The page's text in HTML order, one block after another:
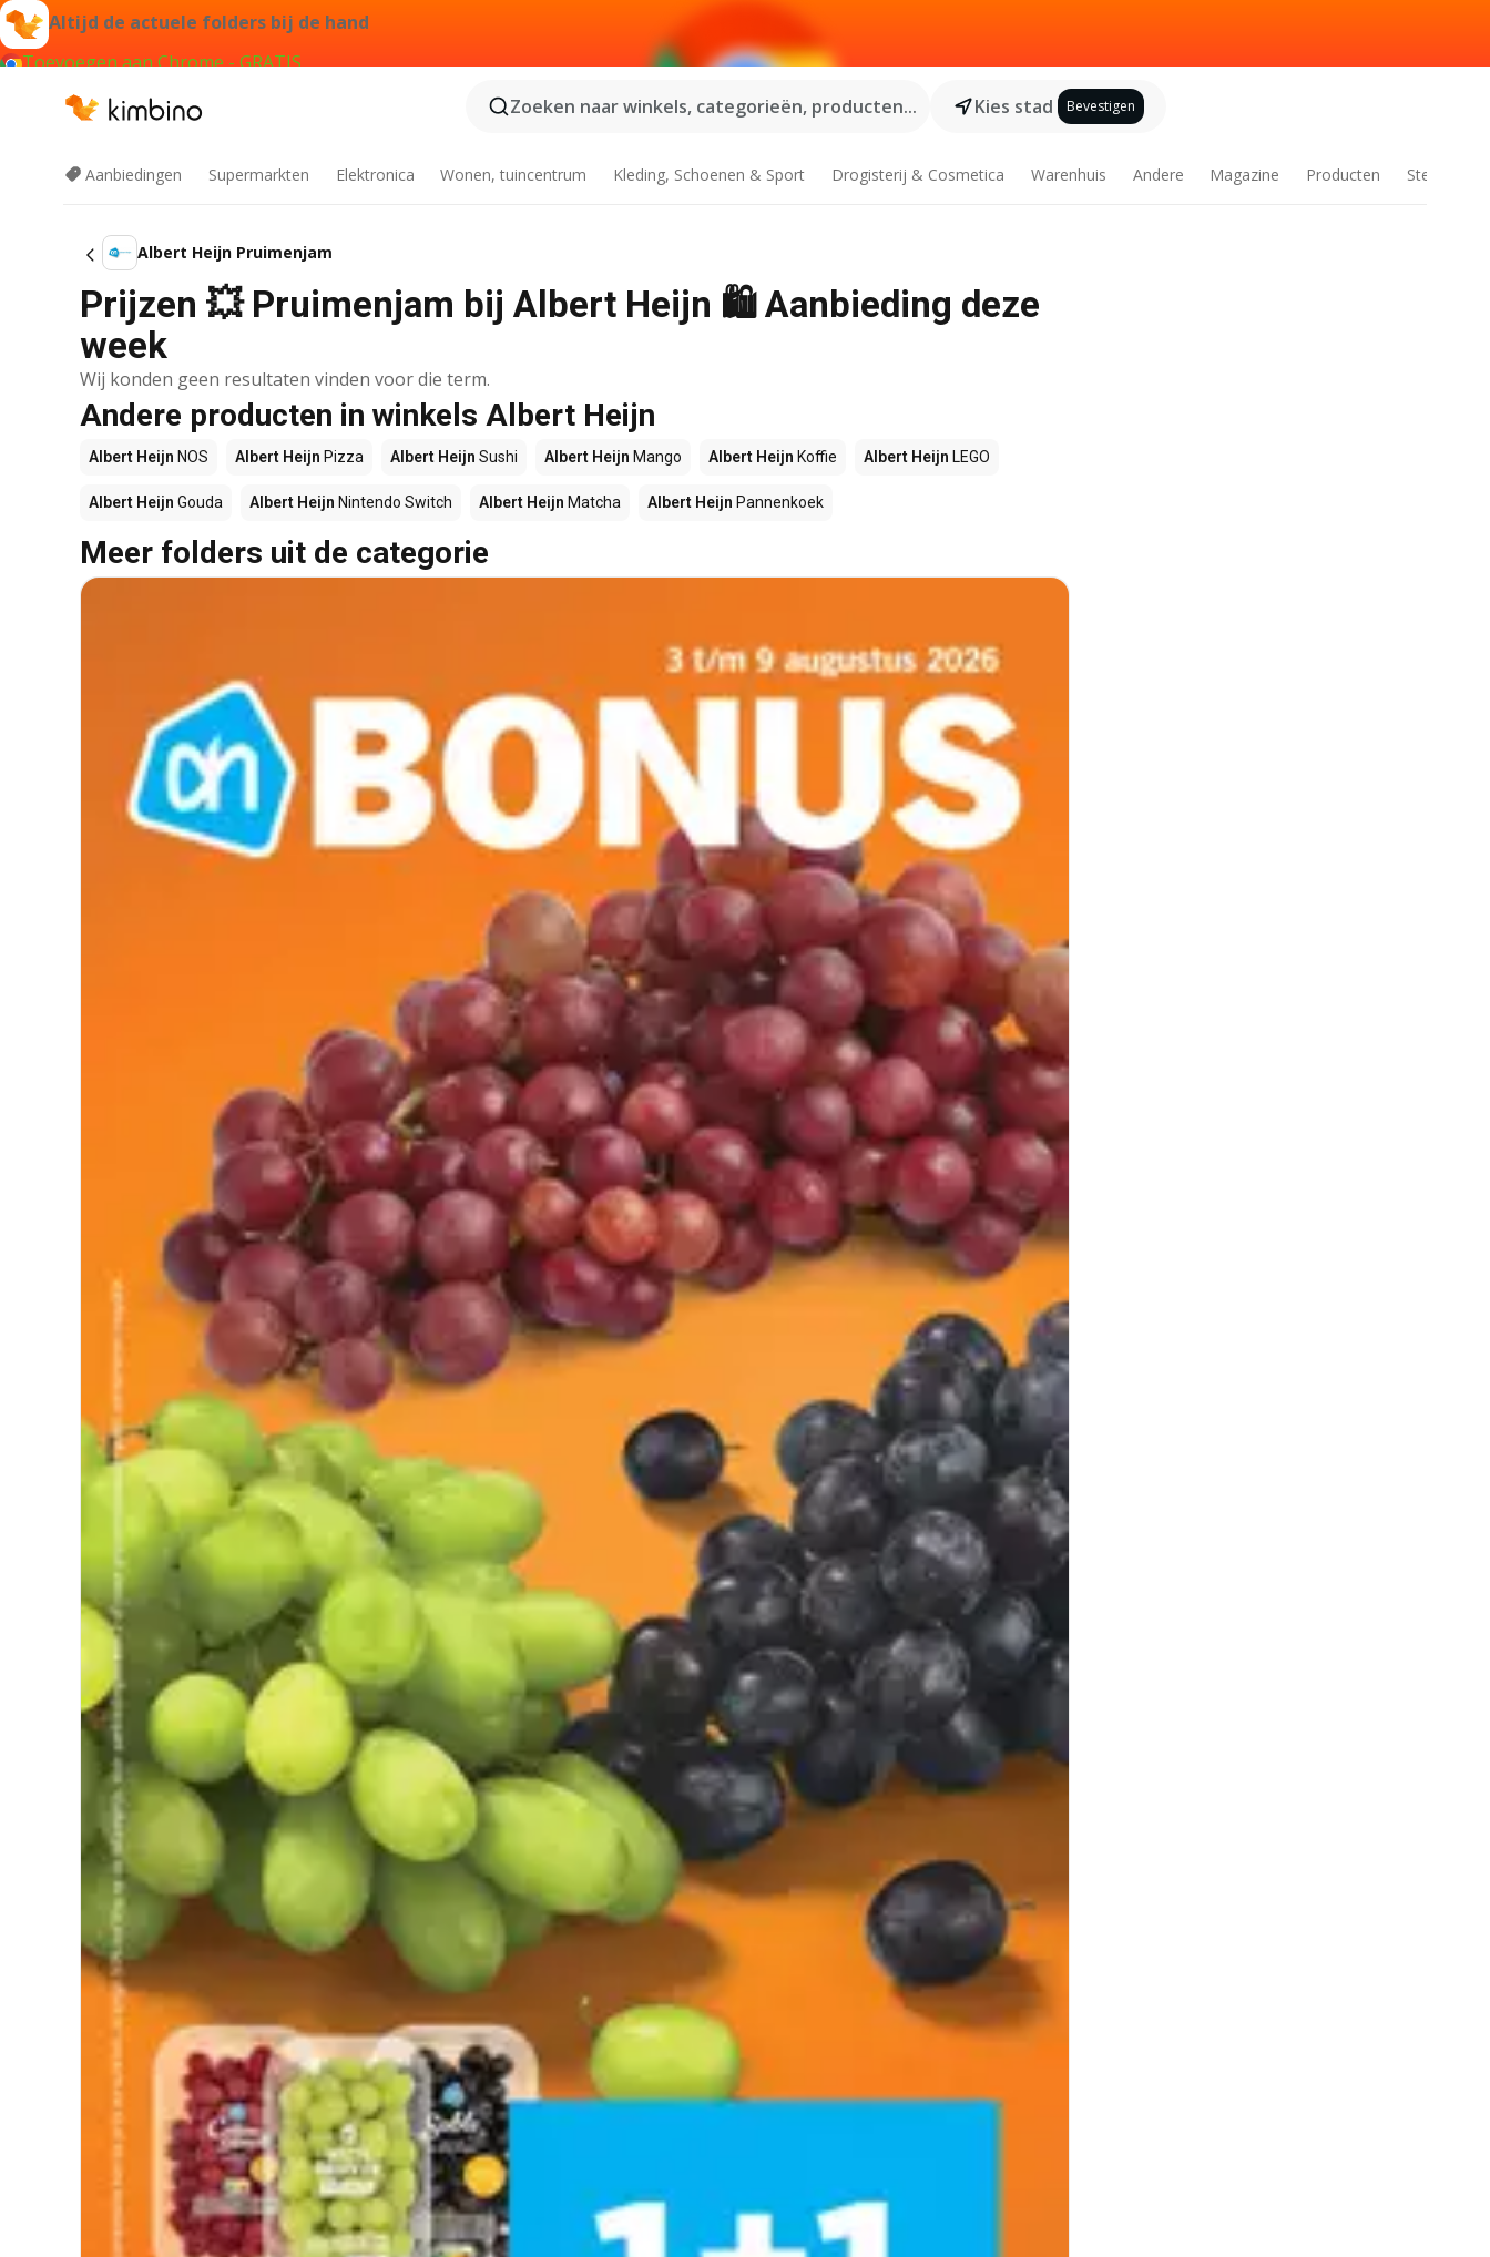
Altijd de actuele folders bij de hand
Toevoegen aan Chrome - GRATIS
Zoeken naar winkels, categorieën, producten...
Kies stad Bevestigen
Aanbiedingen Supermarkten Elektronica Wonen, tuincentrum Kleding, Schoenen & Sport Drogisterij & Cosmetica Warenhuis Andere Magazine Producten Steden
Albert Heijn Pruimenjam
Prijzen 💥 Pruimenjam bij Albert Heijn 🛍️ Aanbieding deze
week
Wij konden geen resultaten vinden voor die term.
Andere producten in winkels Albert Heijn
Albert Heijn NOS Albert Heijn Pizza Albert Heijn Sushi Albert Heijn Mango Albert Heijn Koffie Albert Heijn LEGO
Albert Heijn Gouda Albert Heijn Nintendo Switch Albert Heijn Matcha Albert Heijn Pannenkoek
Meer folders uit de categorie